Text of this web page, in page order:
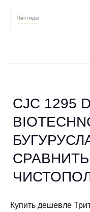
CJC 1295
Купить дешевле